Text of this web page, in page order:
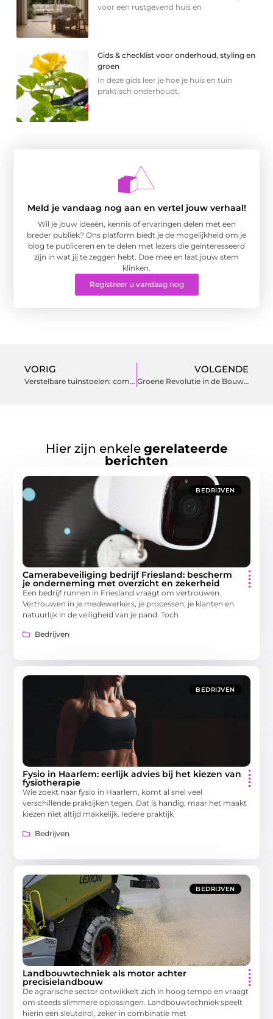
voor een rustgevend huis en
Gids & checklist voor onderhoud, styling en
groen
In deze gids leer je hoe je huis en tuin
praktisch onderhoudt,
Meld je vandaag nog aan en vertel jouw verhaal!
Wil je jouw ideeën, kennis of ervaringen delen met een
breder publiek? Ons platform biedt je de mogelijkheid om je
blog te publiceren en te delen met lezers die geïnteresseerd
zijn in wat jij te zeggen hebt. Doe mee en laat jouw stem
klinken.
Registreer u vandaag nog
VORIG
Verstelbare tuinstoelen: comfort en stijl in je achtertuin
VOLGENDE
Groene Revolutie in de Bouwindustrie
Hier zijn enkele gerelateerde
berichten
BEDRIJVEN
Camerabeveiliging bedrijf Friesland: bescherm
je onderneming met overzicht en zekerheid
Een bedrijf runnen in Friesland vraagt om vertrouwen.
Vertrouwen in je medewerkers, je processen, je klanten en
natuurlijk in de veiligheid van je pand. Toch
Bedrijven
BEDRIJVEN
Fysio in Haarlem: eerlijk advies bij het kiezen van
fysiotherapie
Wie zoekt naar fysio in Haarlem, komt al snel veel
verschillende praktijken tegen. Dat is handig, maar het maakt
kiezen niet altijd makkelijk. Iedere praktijk
Bedrijven
BEDRIJVEN
Landbouwtechniek als motor achter
precisielandbouw
De agrarische sector ontwikkelt zich in hoog tempo en vraagt
om steeds slimmere oplossingen. Landbouwtechniek speelt
hierin een sleutelrol, zeker in combinatie met